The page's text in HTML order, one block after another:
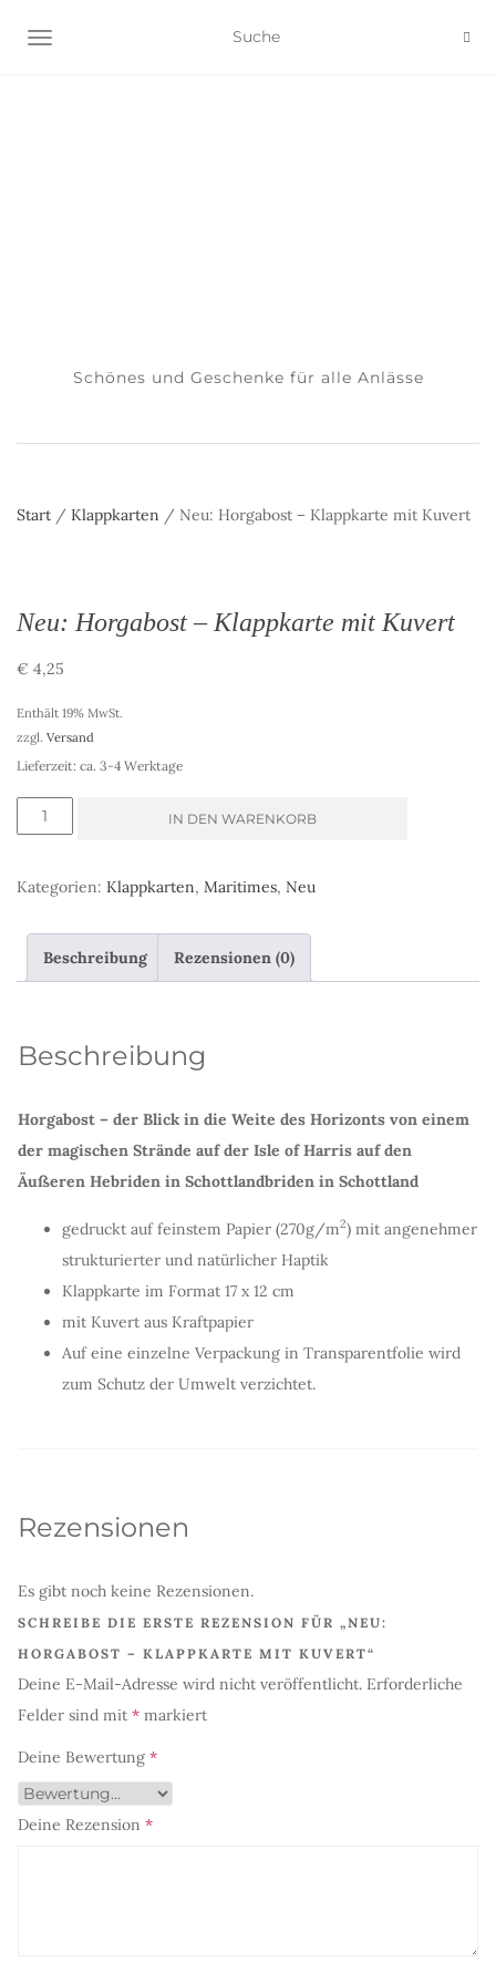
NAVIGATION EIN-/AUSSCHALTEN
Schönes und Geschenke für alle Anlässe
Start / Klappkarten / Neu: Horgabost – Klappkarte mit Kuvert
Neu: Horgabost – Klappkarte mit Kuvert
€ 4,25
Enthält 19% MwSt.
zzgl. Versand
Lieferzeit: ca. 3-4 Werktage
Neu:
mit
Kuvert
IN DEN WARENKORB
Kategorien: Klappkarten, Maritimes, Neu
Beschreibung Rezensionen (0)
Beschreibung
Horgabost – der Blick in die Weite des Horizonts von einem
der magischen Strände auf der Isle of Harris auf den
Äußeren Hebriden in Schottlandbriden in Schottland
gedruckt auf feinstem Papier (270g/m2) mit angenehmer
strukturierter und natürlicher Haptik
Klappkarte im Format 17 x 12 cm
mit Kuvert aus Kraftpapier
Auf eine einzelne Verpackung in Transparentfolie wird
zum Schutz der Umwelt verzichtet.
Rezensionen
Es gibt noch keine Rezensionen.
SCHREIBE DIE ERSTE REZENSION FÜR „NEU:
HORGABOST – KLAPPKARTE MIT KUVERT“
Deine E-Mail-Adresse wird nicht veröffentlicht. Erforderliche
Felder sind mit * markiert
Deine Bewertung *
Deine Rezension *